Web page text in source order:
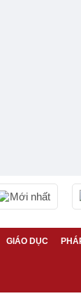
Mới nhất
GIÁO DỤC